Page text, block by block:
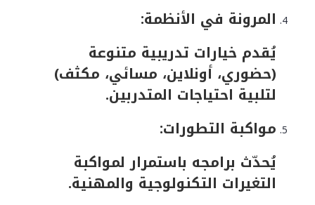
المرونة في الأنظمة:
يُقدم خيارات تدريبية متنوعة
(حضوري، أونلاين، مسائي، مكثف)
لتلبية احتياجات المتدربين.
مواكبة التطورات:
يُحدّث برامجه باستمرار لمواكبة
التغيرات التكنولوجية والمهنية.